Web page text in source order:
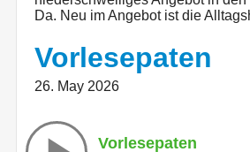
Da. Neu im Angebot ist die
Vorlesepaten
26. May 2026
Vorlesepaten